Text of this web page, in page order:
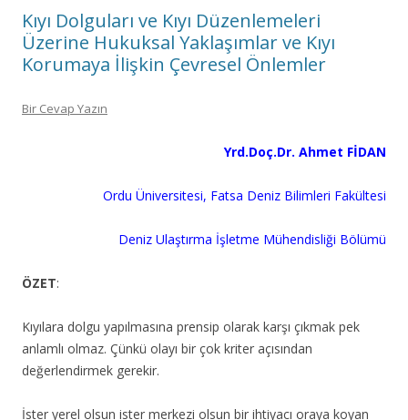
Kıyı Dolguları ve Kıyı Düzenlemeleri
Üzerine Hukuksal Yaklaşımlar ve Kıyı
Korumaya İlişkin Çevresel Önlemler
Bir Cevap Yazın
Yrd.Doç.Dr. Ahmet FİDAN
Ordu Üniversitesi, Fatsa Deniz Bilimleri Fakültesi
Deniz Ulaştırma İşletme Mühendisliği Bölümü
ÖZET:
Kıyılara dolgu yapılmasına prensip olarak karşı çıkmak pek
anlamlı olmaz. Çünkü olayı bir çok kriter açısından
değerlendirmek gerekir.
İster yerel olsun ister merkezi olsun bir ihtiyacı oraya koyan